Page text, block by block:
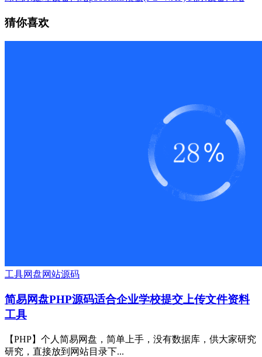
猜你喜欢
工具网盘网站源码
简易网盘PHP源码适合企业学校提交上传文件资料
工具
【PHP】个人简易网盘，简单上手，没有数据库，供大家研究
研究，直接放到网站目录下...